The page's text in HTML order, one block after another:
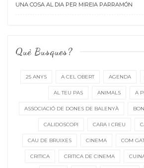
UNA COSA AL DIA PER MIREIA PARRAMÓN
Què Busques?
25 ANYS A CEL OBERT AGENDA
AL TEU PAS ANIMALS A
ASSOCIACIÓ DE DONES DE BALENYÀ
CALIDOSCOPI CARA I CREU
CAU DE BRUIXES CINEMA COM
CRITICA CRITICA DE CINEMA